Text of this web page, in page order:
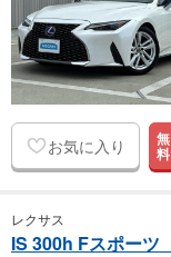
お気に入り 無
料
レクサス
IS 300h Fスポーツ